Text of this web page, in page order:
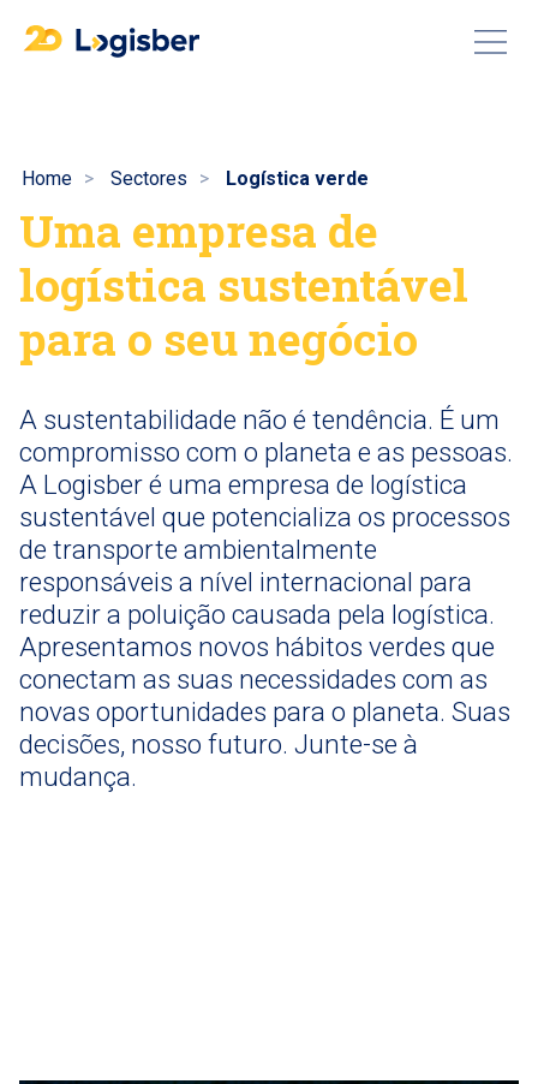
Home Sectores Logística verde
Uma empresa de
logística sustentável
para o seu negócio
A sustentabilidade não é tendência. É um
compromisso com o planeta e as pessoas.
A Logisber é uma empresa de logística
sustentável que potencializa os processos
de transporte ambientalmente
responsáveis a nível internacional ​​para
reduzir a poluição causada pela logística.
Apresentamos novos hábitos verdes que
conectam as suas necessidades com as
novas oportunidades para o planeta. Suas
decisões, nosso futuro. Junte-se à
mudança.